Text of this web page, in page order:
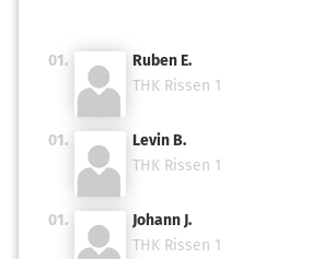
01.
Ruben E.
THK Rissen 1
01.
Levin B.
THK Rissen 1
01.
Johann J.
THK Rissen 1